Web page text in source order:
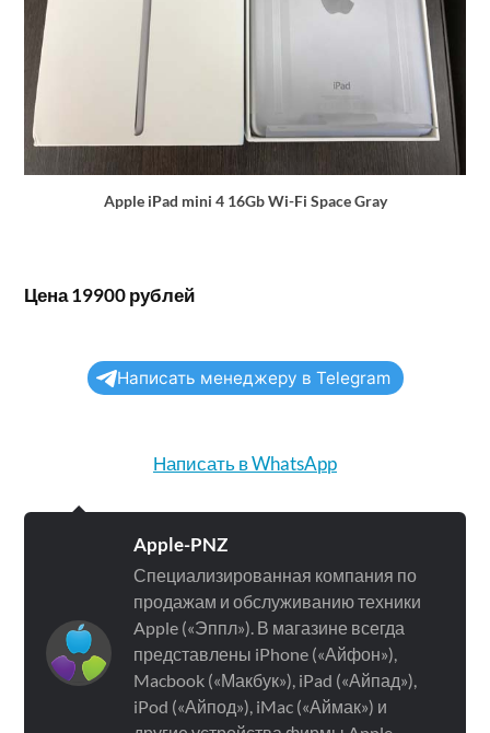
Apple iPad mini 4 16Gb Wi-Fi Space Gray
Цена 19900 рублей
Написать менеджеру в Telegram
Написать в WhatsApp
Apple-PNZ
Специализированная компания по
продажам и обслуживанию техники
Apple («Эппл»). В магазине всегда
представлены iPhone («Айфон»),
Macbook («Макбук»), iPad («Айпад»),
iPod («Айпод»), iMac («Аймак») и